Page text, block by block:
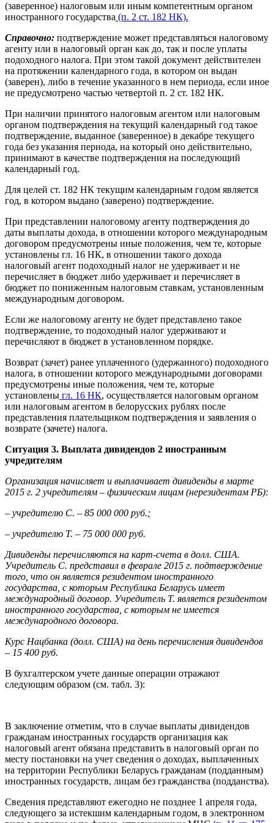
(заверенное) налоговым или иным компетентным органом
иностранного государства (п. 2 ст. 182 НК).
Справочно: подтверждение может представляться налоговому
агенту или в налоговый орган как до, так и после уплаты
подоходного налога. При этом такой документ действителен
на протяжении календарного года, в котором он выдан
(заверен), либо в течение указанного в нем периода, если иное
не предусмотрено частью четвертой п. 2 ст. 182 НК.
При наличии принятого налоговым агентом или налоговым
органом подтверждения на текущий календарный год такое
подтверждение, выданное (заверенное) в декабре текущего
года без указания периода, на который оно действительно,
принимают в качестве подтверждения на последующий
календарный год.
Для целей ст. 182 НК текущим календарным годом является
год, в котором выдано (заверено) подтверждение.
При представлении налоговому агенту подтверждения до
даты выплаты дохода, в отношении которого международным
договором предусмотрены иные положения, чем те, которые
установлены гл. 16 НК, в отношении такого дохода
налоговый агент подоходный налог не удерживает и не
перечисляет в бюджет либо удерживает и перечисляет в
бюджет по пониженным налоговым ставкам, установленным
международным договором.
Если же налоговому агенту не будет представлено такое
подтверждение, то подоходный налог удерживают и
перечисляют в бюджет в установленном порядке.
Возврат (зачет) ранее уплаченного (удержанного) подоходного
налога, в отношении которого международными договорами
предусмотрены иные положения, чем те, которые
установлены гл. 16 НК, осуществляется налоговым органом
или налоговым агентом в белорусских рублях после
представления плательщиком подтверждения и заявления о
возврате (зачете) налога.
Ситуация 3. Выплата дивидендов 2 иностранным
учредителям
Организация начисляет и выплачивает дивиденды в марте
2015 г. 2 учредителям – физическим лицам (нерезидентам РБ):
– учредителю С. – 85 000 000 руб.;
– учредителю Т. – 75 000 000 руб.
Дивиденды перечисляются на карт-счета в долл. США.
Учредитель С. представил в феврале 2015 г. подтверждение
того, что он является резидентом иностранного
государства, с которым Республика Беларусь имеет
международный договор. Учредитель Т. является резидентом
иностранного государства, с которым не имеется
международного договора.
Курс Нацбанка (долл. США) на день перечисления дивидендов
– 15 400 руб.
В бухгалтерском учете данные операции отражают
следующим образом (см. табл. 3):
В заключение отметим, что в случае выплаты дивидендов
гражданам иностранных государств организация как
налоговый агент обязана представить в налоговый орган по
месту постановки на учет сведения о доходах, выплаченных
на территории Республики Беларусь гражданам (подданным)
иностранных государств, лицам без гражданства (подданства).
Сведения представляют ежегодно не позднее 1 апреля года,
следующего за истекшим календарным годом, в электронном